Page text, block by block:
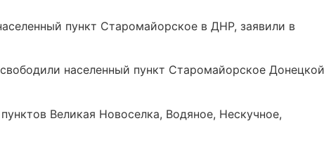
пункт Старомайорское в ДНР, заявили в
населенный пункт Старомайорское Донецкой
Великая Новоселка, Водяное, Нескучное,